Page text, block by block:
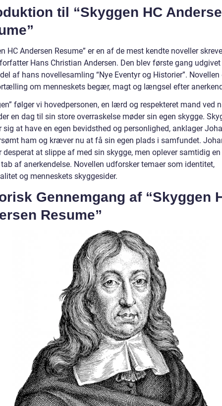
til “Skyggen HC
HC Andersen Resume” er en af de mest kendte noveller
Hans Christian Andersen. Den blev første gang
af hans novellesamling “Nye Eventyr og Historier”. Novellen
om menneskets begær, magt og længsel efter
følger vi hovedpersonen, en lærd og respekteret mand ved
en dag til sin store overraskelse møder sin egen skygge.
sig at have en egen bevidsthed og personlighed, anklager
ham og kræver nu at få sin egen plads i samfundet.
desperat at slippe af med sin skygge, men oplever samtidig
af anerkendelse. Novellen udforsker temaer som identitet,
og menneskets skyggesider.
Gennemgang af “Skyggen
Resume”